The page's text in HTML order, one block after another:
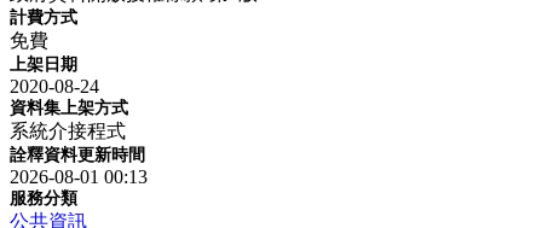
計費方式
免費
上架日期
2020-08-24
資料集上架方式
系統介接程式
詮釋資料更新時間
2026-08-01 00:13
服務分類
公共資訊